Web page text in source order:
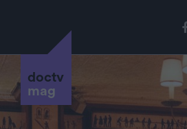
doctv
mag